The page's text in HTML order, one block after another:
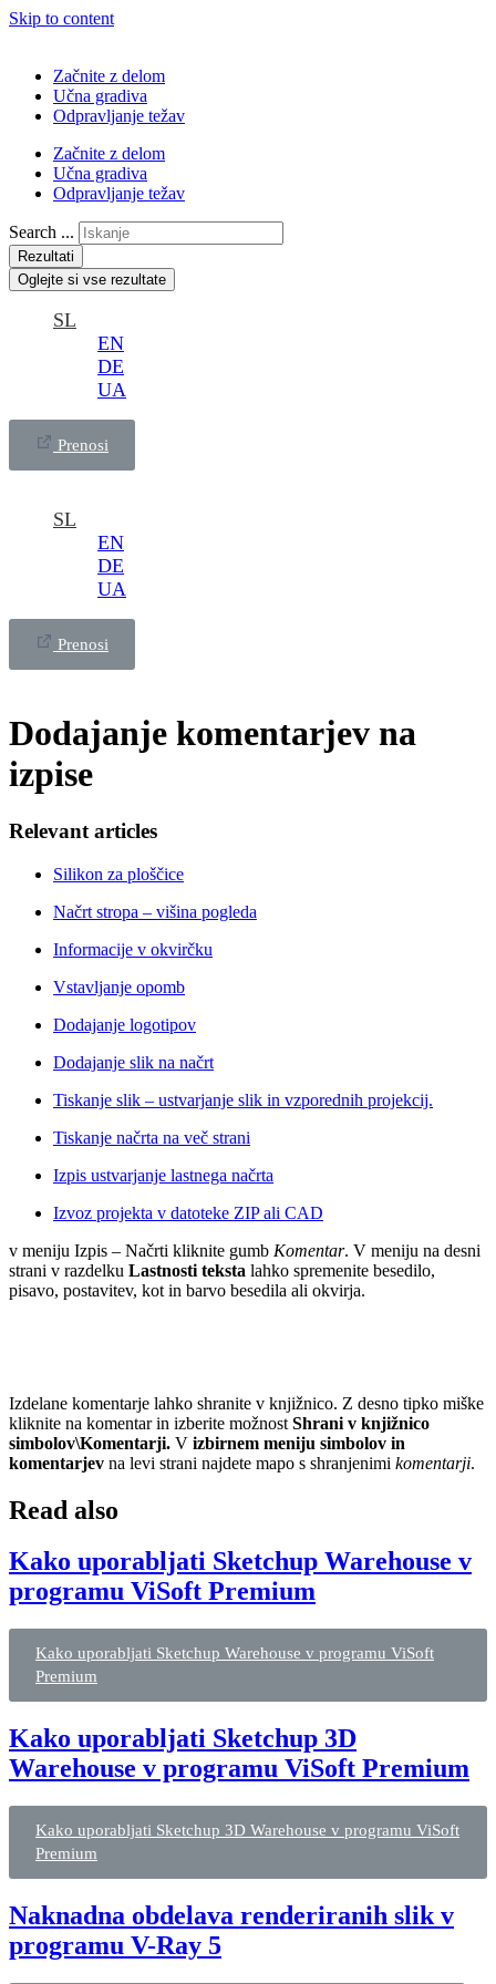
Skip to content
Začnite z delom
Učna gradiva
Odpravljanje težav
Začnite z delom
Učna gradiva
Odpravljanje težav
Search ...
Rezultati
Oglejte si vse rezultate
SL
EN
DE
UA
Prenosi
SL
EN
DE
UA
Prenosi
Dodajanje komentarjev na
izpise
Relevant articles
Silikon za ploščice
Načrt stropa – višina pogleda
Informacije v okvirčku
Vstavljanje opomb
Dodajanje logotipov
Dodajanje slik na načrt
Tiskanje slik – ustvarjanje slik in vzporednih projekcij.
Tiskanje načrta na več strani
Izpis ustvarjanje lastnega načrta
Izvoz projekta v datoteke ZIP ali CAD
v meniju Izpis – Načrti kliknite gumb Komentar. V meniju na desni
strani v razdelku Lastnosti teksta lahko spremenite besedilo,
pisavo, postavitev, kot in barvo besedila ali okvirja.
Izdelane komentarje lahko shranite v knjižnico. Z desno tipko miške
kliknite na komentar in izberite možnost Shrani v knjižnico
simbolov\Komentarji. V izbirnem meniju simbolov in
komentarjev na levi strani najdete mapo s shranjenimi komentarji.
Read also
Kako uporabljati Sketchup Warehouse v
programu ViSoft Premium
Kako uporabljati Sketchup Warehouse v programu ViSoft
Premium
Kako uporabljati Sketchup 3D
Warehouse v programu ViSoft Premium
Kako uporabljati Sketchup 3D Warehouse v programu ViSoft
Premium
Naknadna obdelava renderiranih slik v
programu V-Ray 5